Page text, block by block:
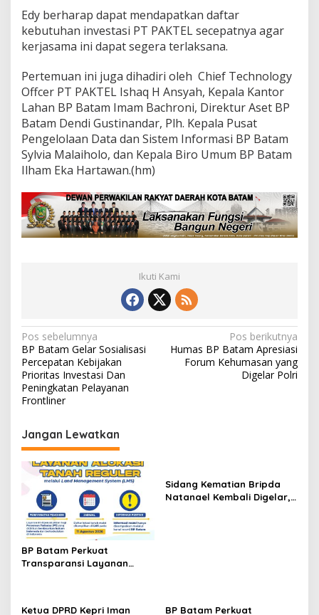
Edy berharap dapat mendapatkan daftar
kebutuhan investasi PT PAKTEL secepatnya agar
kerjasama ini dapat segera terlaksana.
Pertemuan ini juga dihadiri oleh Chief Technology
Offcer PT PAKTEL Ishaq H Ansyah, Kepala Kantor
Lahan BP Batam Imam Bachroni, Direktur Aset BP
Batam Dendi Gustinandar, Plh. Kepala Pusat
Pengelolaan Data dan Sistem Informasi BP Batam
Sylvia Malaiholo, dan Kepala Biro Umum BP Batam
Ilham Eka Hartawan.(hm)
Ikuti Kami
N
a
v
i
a
s
p
o
s
Pos sebelumnya
BP Batam Gelar Sosialisasi
Percepatan Kebijakan
Prioritas Investasi Dan
Peningkatan Pelayanan
Frontliner
Pos berikutnya
Humas BP Batam Apresiasi
Forum Kehumasan yang
Digelar Polri
Jangan Lewatkan
BP Batam Perkuat
Transparansi Layanan
Sidang Kematian Bripda
Natanael Kembali Digelar,
Ketua DPRD Kepri Iman BP Batam Perkuat